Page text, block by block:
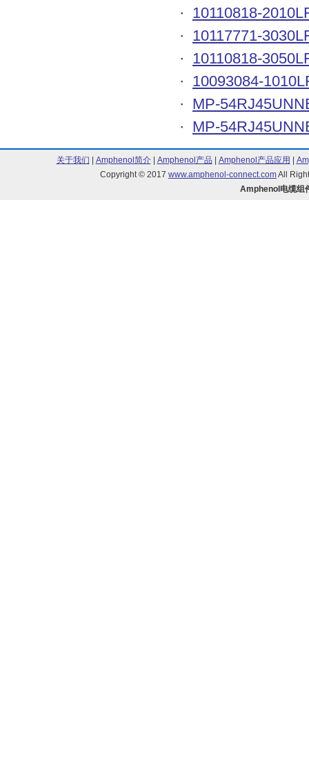
· 10110818-
· 10117771-
· 10110818-
· 10093084-
· MP-
· MP-
关于我们 Amphenol简介| Amphenol产品 Amphenol产品应用
Copyright © 2017 www.amphenol-connect.comAll
Amphenol电缆组